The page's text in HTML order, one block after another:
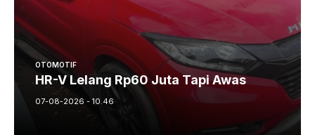
OTOMOTIF
HR-V Lelang Rp60 Juta Tapi Awas
07-08-2026 - 10.46